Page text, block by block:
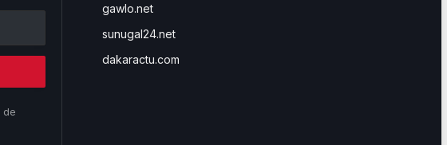
de
gawlo.net
sunugal24.net
dakaractu.com